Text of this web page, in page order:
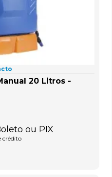
20 Litros -
ou PIX
crédito